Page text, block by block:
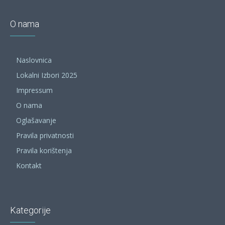
O nama
Naslovnica
Lokalni Izbori 2025
Impressum
O nama
Oglašavanje
Pravila privatnosti
Pravila korištenja
Kontakt
Kategorije